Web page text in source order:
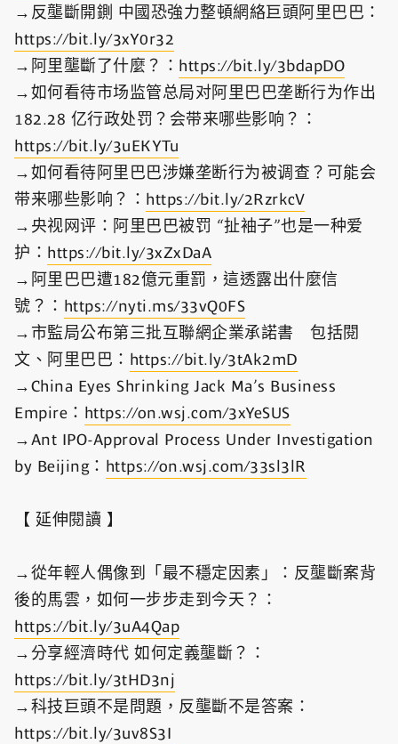
→反壟斷開鍘 中國恐強力整頓網絡巨頭阿里巴巴：
https://bit.ly/3xY0r32
→阿里壟斷了什麼？： https://bit.ly/3bdapDO
→如何看待市场监管总局对阿里巴巴垄断行为作出
182.28 亿行政处罚？会带来哪些影响？：
https://bit.ly/3uEKYTu
→如何看待阿里巴巴涉嫌垄断行为被调查？可能会
带来哪些影响？： https://bit.ly/2RzrkcV
→央视网评：阿里巴巴被罚 “扯袖子”也是一种爱
护： https://bit.ly/3xZxDaA
→阿里巴巴遭182億元重罰，這透露出什麼信
號？： https://nyti.ms/33vQ0FS
→市監局公布第三批互聯網企業承諾書 包括閱
文、阿里巴巴： https://bit.ly/3tAk2mD
→China Eyes Shrinking Jack Ma’s Business
Empire： https://on.wsj.com/3xYeSUS
→Ant IPO-Approval Process Under Investigation
by Beijing： https://on.wsj.com/33sl3lR
【 延伸閱讀 】
→從年輕人偶像到「最不穩定因素」：反壟斷案背
後的馬雲，如何一步步走到今天？：
https://bit.ly/3uA4Qap
→分享經濟時代 如何定義壟斷？：
https://bit.ly/3tHD3nj
→科技巨頭不是問題，反壟斷不是答案：
https://bit.ly/3uv8S3I